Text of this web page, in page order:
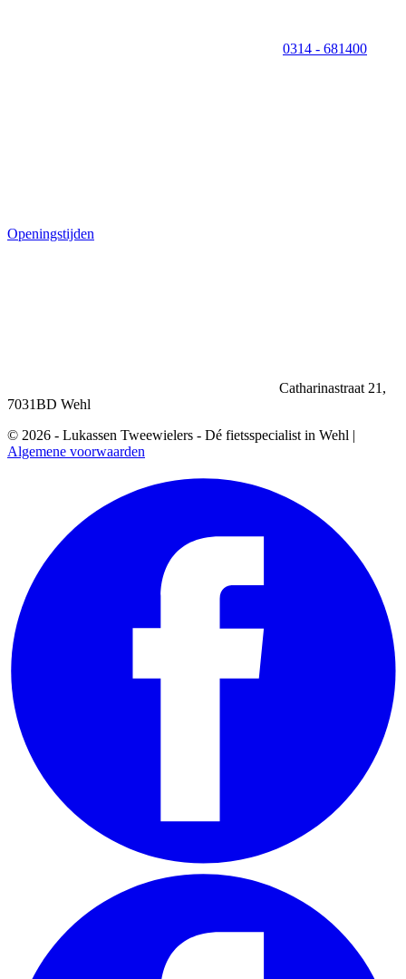
0314 - 681400
Openingstijden
Catharinastraat 21,
7031BD Wehl
© 2026 - Lukassen Tweewielers - Dé fietsspecialist in Wehl |
Algemene voorwaarden